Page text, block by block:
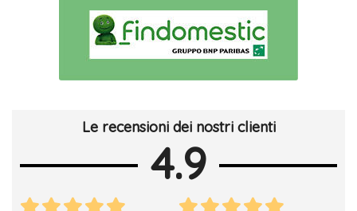
Le recensioni dei nostri clienti
4.9